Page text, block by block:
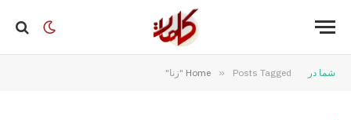
شما در Home » Posts Tagged "زنا"